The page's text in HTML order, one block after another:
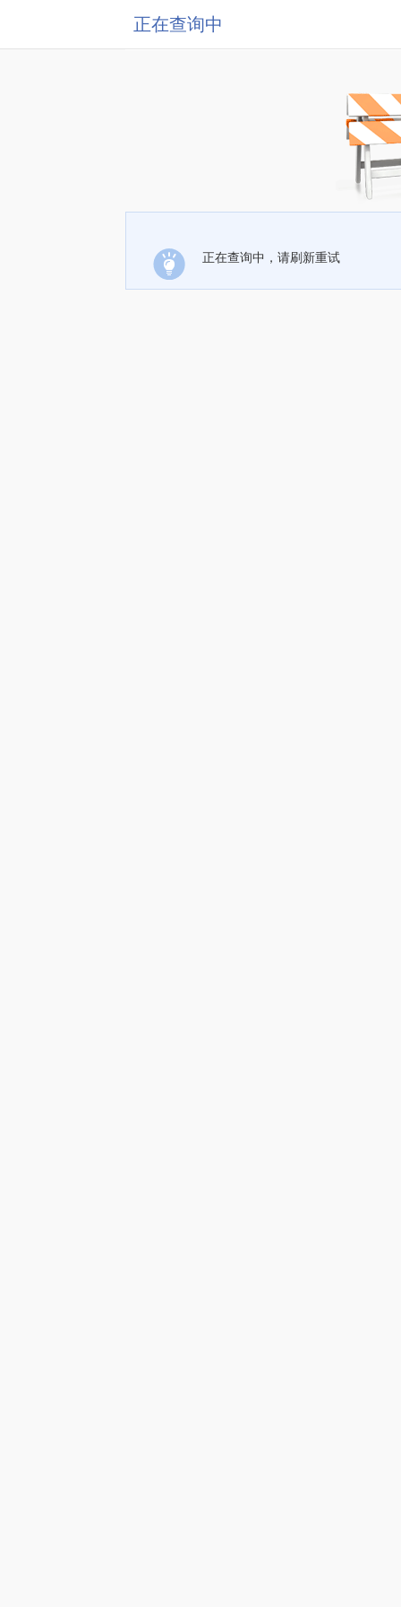
正在查询中
正在查询中，请刷新重试